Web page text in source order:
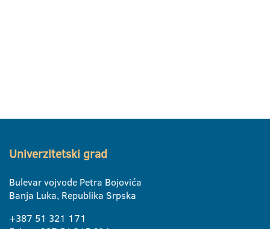
Univerzitetski grad
Bulevar vojvode Petra Bojovića
Banja Luka, Republika Srpska
+387 51 321 171